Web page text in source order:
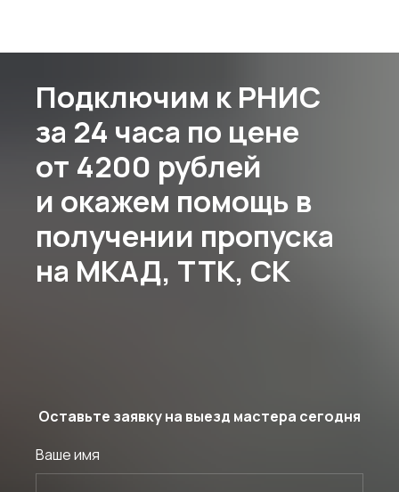
Подключим к РНИС
за 24 часа по цене
от 4200 рублей
и окажем помощь в
получении пропуска
на МКАД, ТТК, СК
Оставьте заявку на выезд мастера сегодня
Ваше имя